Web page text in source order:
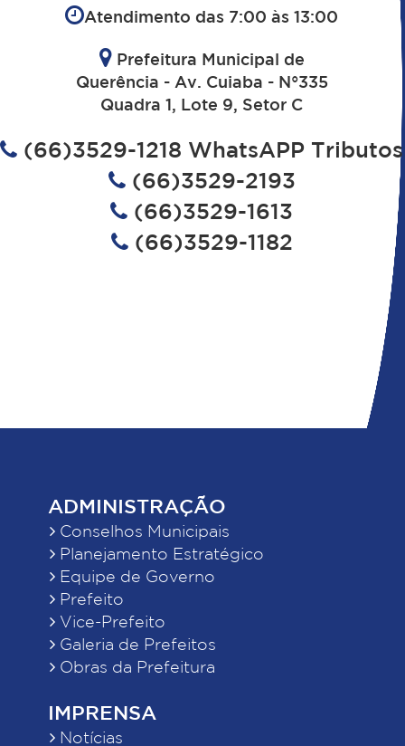
Atendimento das 7:00 às 13:00
Prefeitura Municipal de
Querência - Av. Cuiaba - N°335
Quadra 1, Lote 9, Setor C
(66)3529-1218 WhatsAPP Tributos
(66)3529-2193
(66)3529-1613
(66)3529-1182
ADMINISTRAÇÃO
Conselhos Municipais
Planejamento Estratégico
Equipe de Governo
Prefeito
Vice-Prefeito
Galeria de Prefeitos
Obras da Prefeitura
IMPRENSA
Notícias